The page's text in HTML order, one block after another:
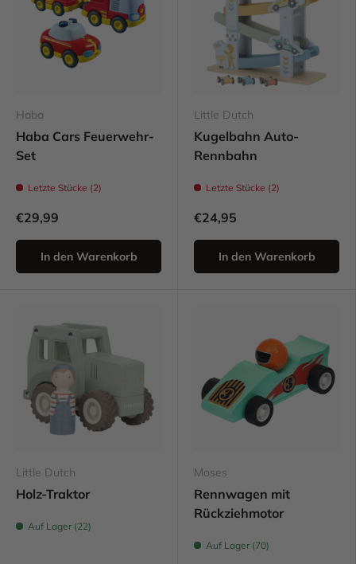
Haba
Haba Cars Feuerwehr-
Set
Letzte Stücke (2)
€29,99
In den Warenkorb
Little Dutch
Kugelbahn Auto-
Rennbahn
Letzte Stücke (2)
€24,95
In den Warenkorb
Little Dutch
Holz-Traktor
Auf Lager (22)
Moses
Rennwagen mit
Rückziehmotor
Auf Lager (70)